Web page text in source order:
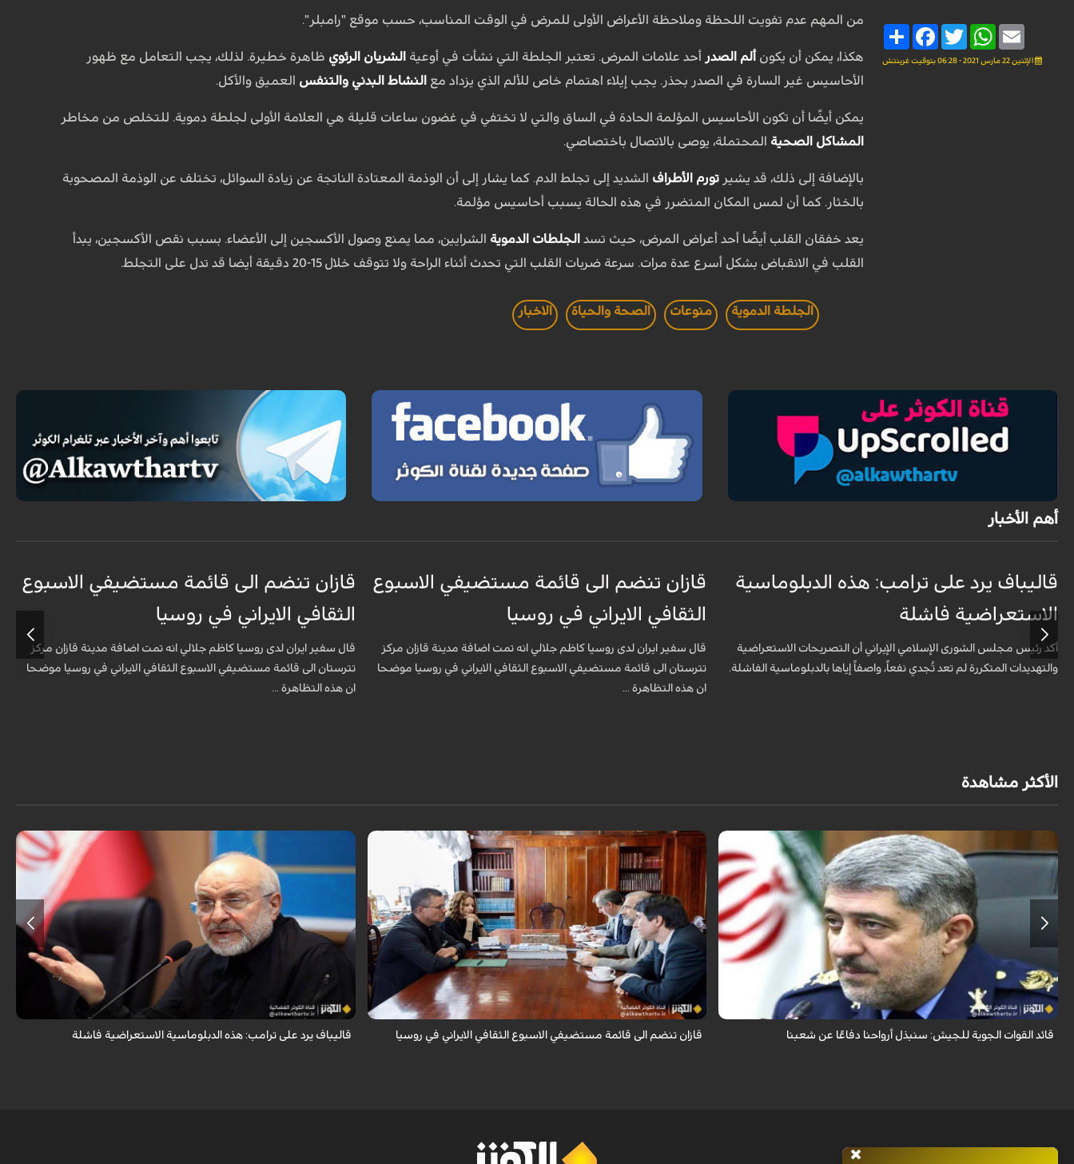
Share
FacebookTwitter
WhatsAppEmail
الإثنين 22 مارس 2021 - 06:28 بتوقيت غرينتش
من المهم عدم تفويت اللحظة وملاحظة الأعراض الأولى للمرض في الوقت المناسب، حسب موقع "رامبلر".
هكذا، يمكن أن يكون ألم الصدر أحد علامات المرض. تعتبر الجلطة التي نشأت في أوعية الشريان الرئوي ظاهرة خطيرة. لذلك، يجب التعامل مع ظهور
الأحاسيس غير السارة في الصدر بحذر. يجب إيلاء اهتمام خاص للألم الذي يزداد مع النشاط البدني والتنفس العميق والأكل.
يمكن أيضًا أن تكون الأحاسيس المؤلمة الحادة في الساق والتي لا تختفي في غضون ساعات قليلة هي العلامة الأولى لجلطة دموية. للتخلص من مخاطر
المشاكل الصحية المحتملة، يوصى بالاتصال باختصاصي.
بالإضافة إلى ذلك، قد يشير تورم الأطراف الشديد إلى تجلط الدم. كما يشار إلى أن الوذمة المعتادة الناتجة عن زيادة السوائل، تختلف عن الوذمة المصحوبة
بالخثار. كما أن لمس المكان المتضرر في هذه الحالة يسبب أحاسيس مؤلمة.
يعد خفقان القلب أيضًا أحد أعراض المرض، حيث تسد الجلطات الدموية الشرايين، مما يمنع وصول الأكسجين إلى الأعضاء. بسبب نقص الأكسجين، يبدأ
القلب في الانقباض بشكل أسرع عدة مرات. سرعة ضربات القلب التي تحدث أثناء الراحة ولا تتوقف خلال 15-20 دقيقة أيضا قد تدل على التجلط.
الجلطة الدموية منوعات الصحة والحياة الاخبار
أهم الأخبار
قاليباف يرد على ترامب: هذه الدبلوماسية
الاستعراضية فاشلة
أكد رئيس مجلس الشورى الإسلامي الإيراني أن التصريحات الاستعراضية
والتهديدات المتكررة لم تعد تُجدي نفعاً، واصفاً إياها بالدبلوماسية الفاشلة.
قازان تنضم الى قائمة مستضيفي الاسبوع
الثقافي الايراني في روسيا
قال سفير ايران لدى روسيا كاظم جلالي انه تمت اضافة مدينة قازان مركز
تترستان الى قائمة مستضيفي الاسبوع الثقافي الايراني في روسيا موضحا
ان هذه التظاهرة ...
قازان تنضم الى قائمة مستضيفي الاسبوع
الثقافي الايراني في روسيا
قال سفير ايران لدى روسيا كاظم جلالي انه تمت اضافة مدينة قازان مركز
تترستان الى قائمة مستضيفي الاسبوع الثقافي الايراني في روسيا موضحا
ان هذه التظاهرة ...
الأكثر مشاهدة
قال قائد القوات الجوية للجيش الايراني العميد الطيار بهمن بهمرد "ان القوات
الجوية للجيش ستبذل الأرواح دفاعًا عن الشعب الإيراني".
قائد القوات الجوية للجيش: سنبذل أرواحنا دفاعًا عن شعبنا
قال سفير ايران لدى روسيا كاظم جلالي انه تمت اضافة مدينة قازان مركز
تترستان الى قائمة مستضيفي الاسبوع الثقافي الايراني في روسيا موضحا ان هذه
التظاهرة ...
قازان تنضم الى قائمة مستضيفي الاسبوع الثقافي الايراني في روسيا
أكد رئيس مجلس الشورى الإسلامي الإيراني أن التصريحات الاستعراضية
والتهديدات المتكررة لم تعد تُجدي نفعاً، واصفاً إياها بالدبلوماسية الفاشلة.
قاليباف يرد على ترامب: هذه الدبلوماسية الاستعراضية فاشلة